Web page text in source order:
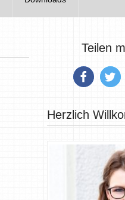
Teilen
Herzlich